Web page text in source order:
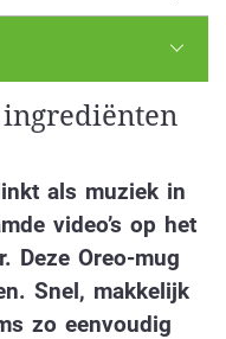
als muziek in
video’s op het
Deze Oreo-mug
Snel, makkelijk
zo eenvoudig